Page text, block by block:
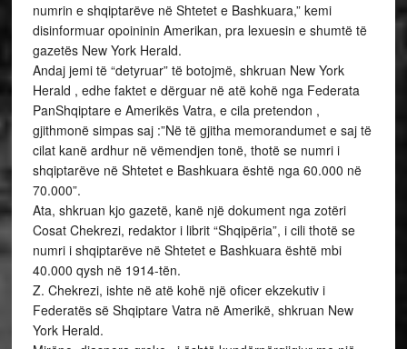
numrin e shqiptarëve në Shtetet e Bashkuara,” kemi
disinformuar opoininin Amerikan, pra lexuesin e shumtë të
gazetës New York Herald.
Andaj jemi të “detyruar” të botojmë, shkruan New York
Herald , edhe faktet e dërguar në atë kohë nga Federata
PanShqiptare e Amerikës Vatra, e cila pretendon ,
gjithmonë simpas saj :”Në të gjitha memorandumet e saj të
cilat kanë ardhur në vëmendjen tonë, thotë se numri i
shqiptarëve në Shtetet e Bashkuara është nga 60.000 në
70.000”.
Ata, shkruan kjo gazetë, kanë një dokument nga zotëri
Cosat Chekrezi, redaktor i librit “Shqipëria”, i cili thotë se
numri i shqiptarëve në Shtetet e Bashkuara është mbi
40.000 qysh në 1914-tën.
Z. Chekrezi, ishte në atë kohë një oficer ekzekutiv i
Federatës së Shqiptare Vatra në Amerikë, shkruan New
York Herald.